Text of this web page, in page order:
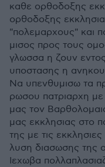
καθε ορθοδοξης
ορθοδοξης
"πολεμαρχους" και
μισος προς τους
γλωσσα η ζουν
υποστασης η
Να υπενθυμισω τα
ρωσου πατριαρχη
μας τον
μας εκκλησιας στο
της με τις
λυση διασωσης της
Ιεχωβα